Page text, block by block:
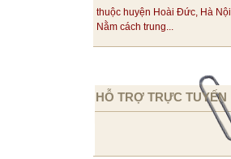
thuộc huyện Hoài Đức, Hà Nội.
Nằm cách trung...
HỖ TRỢ TRỰC TUYẾN